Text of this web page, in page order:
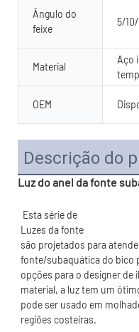
Ângulo do
feixe
5/
Material
Aço
OEM
Descrição do
Luz do anel da fonte
são projetados para
fonte/subaquática do bico
opções para o designer
material, a luz tem um